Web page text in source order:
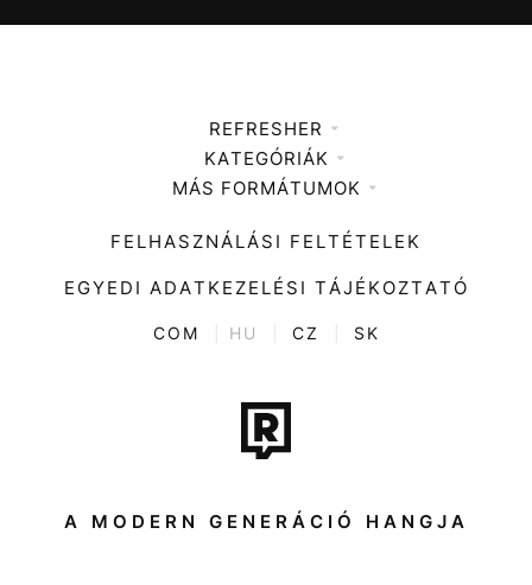
REFRESHER
Médiaajánlat
KATEGÓRIÁK
Zene
Divat
Kultúra
ENTR
Tech-Tudomány
Sport
Társadalom
MÁS FORMÁTUMOK
FELHASZNÁLÁSI FELTÉTELEK
EGYEDI ADATKEZELÉSI TÁJÉKOZTATÓ
COM HU CZ SK
A MODERN GENERÁCIÓ HANGJA